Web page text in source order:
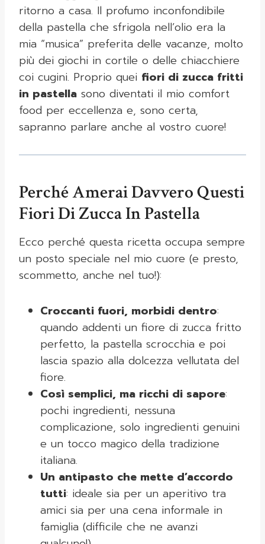
ritorno a casa. Il profumo inconfondibile
della pastella che sfrigola nell’olio era la
mia “musica” preferita delle vacanze, molto
più dei giochi in cortile o delle chiacchiere
coi cugini. Proprio quei fiori di zucca fritti
in pastella sono diventati il mio comfort
food per eccellenza e, sono certa,
sapranno parlare anche al vostro cuore!
Perché Amerai Davvero Questi
Fiori Di Zucca In Pastella
Ecco perché questa ricetta occupa sempre
un posto speciale nel mio cuore (e presto,
scommetto, anche nel tuo!):
Croccanti fuori, morbidi dentro:
quando addenti un fiore di zucca fritto
perfetto, la pastella scrocchia e poi
lascia spazio alla dolcezza vellutata del
fiore.
Così semplici, ma ricchi di sapore:
pochi ingredienti, nessuna
complicazione, solo ingredienti genuini
e un tocco magico della tradizione
italiana.
Un antipasto che mette d’accordo
tutti: ideale sia per un aperitivo tra
amici sia per una cena informale in
famiglia (difficile che ne avanzi